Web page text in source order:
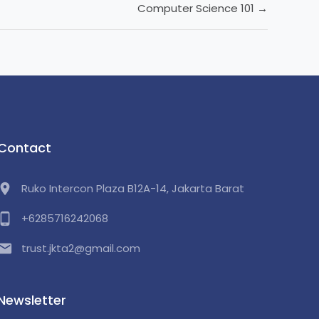
Computer Science 101
location_on Ruko Intercon Plaza B12A-14, Jakarta Barat
phone_android +6285716242068
trust.jkta2@gmail.com